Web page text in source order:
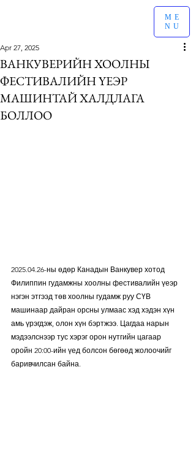
ME
NU
ВАНКУВЕРИЙН ХООЛНЫ
ФЕСТИВАЛИЙН ҮЕЭР
МАШИНТАЙ ХАЛДЛАГА
БОЛЛОО
Apr 27, 2025
2025.04.26-ны өдөр Канадын Ванкувер хотод
Филиппин гудамжны хоолны фестивалийн үеэр
нэгэн этгээд төв хоолны гудамж руу СҮВ
машинаар дайран орсны улмаас хэд хэдэн хүн
амь үрэгдэж, олон хүн бэртжээ. Цагдаа нарын
мэдээлснээр тус хэрэг орон нутгийн цагаар
оройн 20:00-ийн үед болсон бөгөөд жолоочийг
баривчилсан байна.